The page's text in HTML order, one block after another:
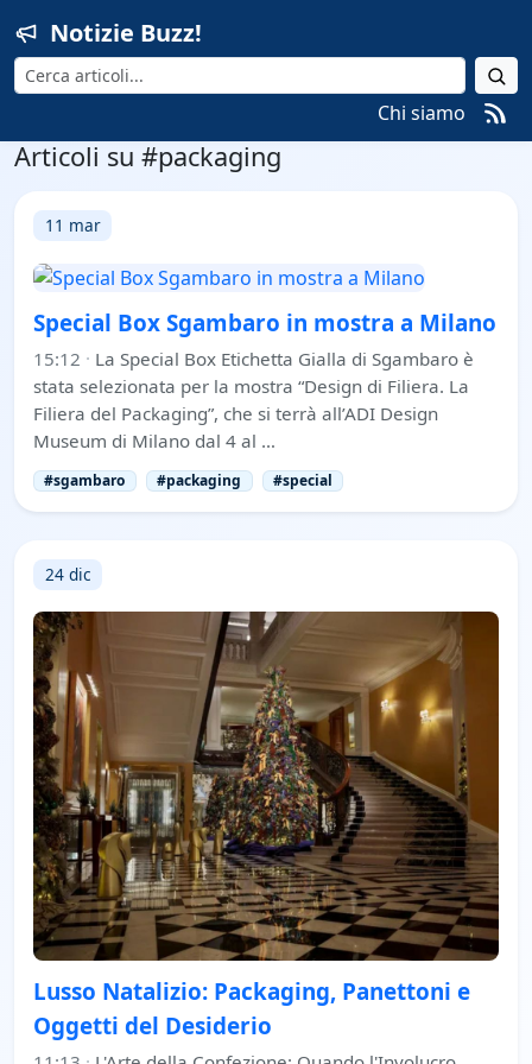
Notizie Buzz!
Cerca
Chi siamo
Articoli su #packaging
11 mar
Special Box Sgambaro in mostra a Milano
15:12 · La Special Box Etichetta Gialla di Sgambaro è
stata selezionata per la mostra “Design di Filiera. La
Filiera del Packaging”, che si terrà all’ADI Design
Museum di Milano dal 4 al …
#sgambaro #packaging #special
24 dic
Lusso Natalizio: Packaging, Panettoni e
Oggetti del Desiderio